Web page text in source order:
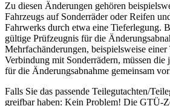
Zu diesen Änderungen gehören
Fahrzeugs auf Sonderräder oder Reifen
Fahrwerks durch etwa eine Tieferlegung.
gültige Prüfzeugnis für die
Mehrfachänderungen, beispielsweise
Verbindung mit Sonderrädern, müssen die
für die Änderungsabnahme gemeinsam
Falls Sie das passende Teilegutachten/
greifbar haben: Kein Problem! Die GTÜ-